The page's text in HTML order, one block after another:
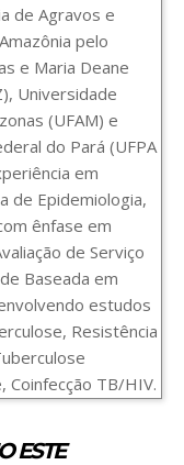
de Agravos e
pelo
e Maria Deane
Universidade
(UFAM) e
do Pará (UFPA
em
de Epidemiologia,
ênfase em
de Serviço
Baseada em
estudos
Resistência
TB/HIV.
ESTE